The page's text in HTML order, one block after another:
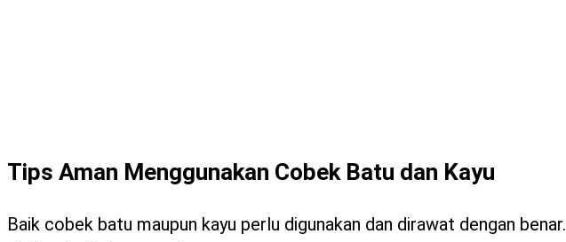
Tips Aman Menggunakan Cobek Batu dan Kayu
Baik cobek batu maupun kayu perlu digunakan dan dirawat dengan